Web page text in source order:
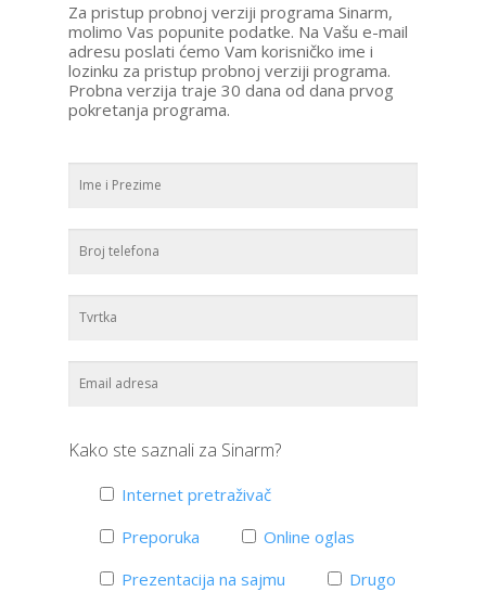
Za pristup probnoj verziji programa Sinarm,
molimo Vas popunite podatke. Na Vašu e-mail
adresu poslati ćemo Vam korisničko ime i
lozinku za pristup probnoj verziji programa.
Probna verzija traje 30 dana od dana prvog
pokretanja programa.
Kako ste saznali za Sinarm?
Internet pretraživač
Preporuka
Online oglas
Prezentacija na sajmu
Drugo